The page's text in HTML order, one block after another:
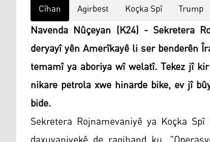
Cîhan Agirbest Koçka Spî Trump
Navenda Nûçeyan (K24) - Sekretera
deryayî yên Amerîkayê li ser benderên
temamî ya aboriya wî welatî. Tekez jî
nikare petrola xwe hinarde bike, ev jî
bide.
Sekretera Rojnamevaniyê ya Koçka